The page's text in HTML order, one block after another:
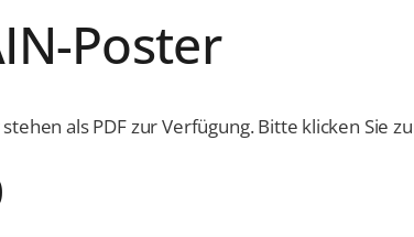
Poster
als PDF zur Verfügung. Bitte klicken Sie